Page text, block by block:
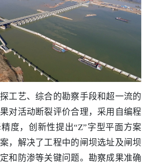
试验
数字
水利
工程
国际
艺、综合的勘察手段和超一流的
对活动断裂评价合理，采用自编程
度，创新性提出“Z”字型平面方案
，解决了工程中的闸坝选址及闸坝
和防渗等关键问题。勘察成果准确